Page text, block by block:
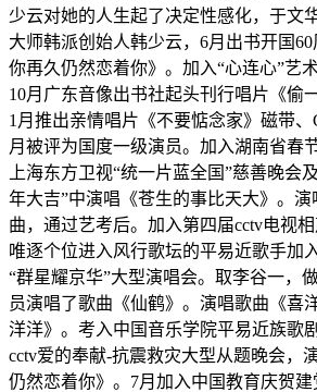
少云对她的人生起了决定性感化，于文
大师韩派创始人韩少云，6月出书开国
你再久仍然恋着你》。加入“心连心”艺
10月广东音像出书社起头刊行唱片《偷
1月推出亲情唱片《不要惦念家》磁带
月被评为国度一级演员。加入湖南省春
上海东方卫视“统一片蓝全国”慈善晚会
年大吉”中演唱《苍生的事比天大》。
曲，通过艺考后。加入第四届cctv电视
唯逐个位进入风行歌坛的平易近歌手加
“群星耀京华”大型演唱会。取李谷一，
员演唱了歌曲《仙鹤》。演唱歌曲《喜
洋洋》。考入中国音乐学院平易近族歌
cctv爱的奉献-抗震救灾大型从题晚会，
仍然恋着你》。7月加入中国教育庆贺